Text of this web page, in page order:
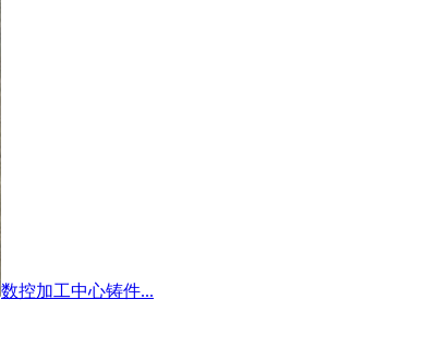
数控加工中心铸件...